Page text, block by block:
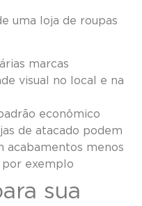
uma loja de roupas
marcas
visual no local e na
econômico
de atacado podem
acabamentos menos
por exemplo
sua